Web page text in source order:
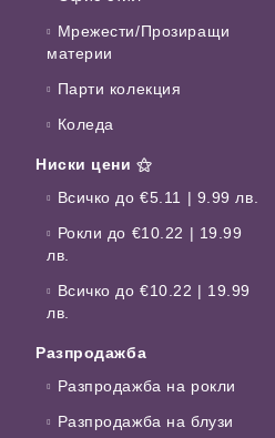
Мрежести/Прозиращи
материи
Парти колекция
Коледа
Ниски цени ⚝
Всичко до €5.11 | 9.99 лв.
Рокли до €10.22 | 19.99
лв.
Всичко до €10.22 | 19.99
лв.
Разпродажба
Разпродажба на рокли
Разпродажба на блузи